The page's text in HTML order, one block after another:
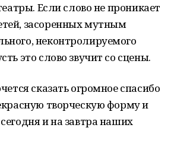
Если слово не проникает
засоренных мутным
неконтролируемого
это слово звучит со сцены.
сказать огромное спасибо
творческую форму и
и на завтра наших